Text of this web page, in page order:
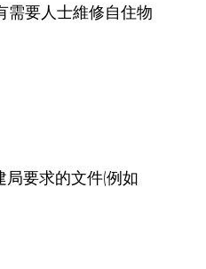
要人士維修自住物
要求的文件(例如